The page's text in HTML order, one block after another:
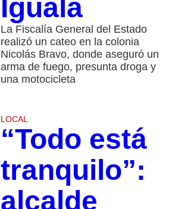
Iguala
La Fiscalía General del Estado
realizó un cateo en la colonia
Nicolás Bravo, donde aseguró un
arma de fuego, presunta droga y
una motocicleta
LOCAL
“Todo está
tranquilo”:
alcalde